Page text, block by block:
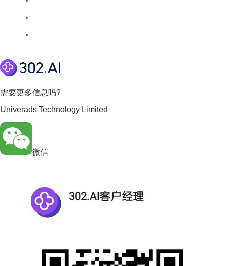
需要更多信息吗?
Univerads Technology Limited
微信